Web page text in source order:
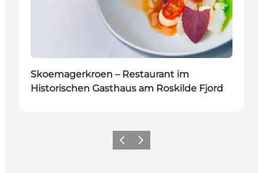
Skoemagerkroen – Restaurant im
Historischen Gasthaus am Roskilde Fjord
Vorherige Folie
Nächste Folie